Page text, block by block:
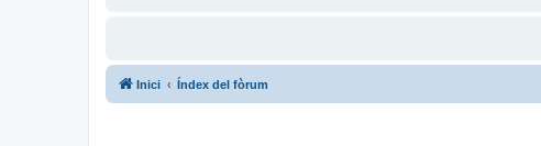
Inici Índex del fòrum